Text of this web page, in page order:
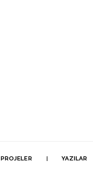
PROJELER YAZILAR